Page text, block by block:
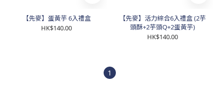
【先麥】蛋黃芋 6入禮盒
HK$140.00
【先麥】活力綜合6入禮盒 (2芋
頭酥+2芋頭Q+2蛋黃芋)
HK$140.00
1